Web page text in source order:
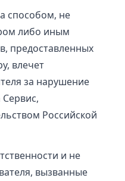
способом, не
либо иным
предоставленных
влечет
за нарушение
Российской
и не
вызванные